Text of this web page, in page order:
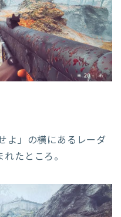
よ」の横にあるレーダ
たところ。